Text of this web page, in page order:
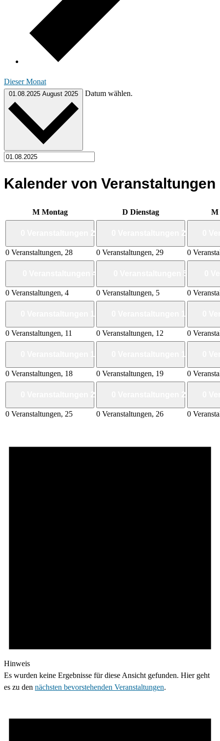
Dieser Monat
01.08.2025 August 2025 Datum wählen.
Kalender von Veranstaltungen
M Montag D Dienstag M
28
0 Veranstaltungen, 28
29
0 Veranstaltungen, 29 0
4
0 Veranstaltungen, 4
5
0 Veranstaltungen, 5 0
11
0 Veranstaltungen, 11
12
0 Veranstaltungen, 12 0
18
0 Veranstaltungen, 18
19
0 Veranstaltungen, 19 0
25
0 Veranstaltungen, 25
26
0 Veranstaltungen, 26 0
Hinweis
Es wurden keine Ergebnisse für diese Ansicht gefunden. Hier geht
es zu den nächsten bevorstehenden Veranstaltungen.